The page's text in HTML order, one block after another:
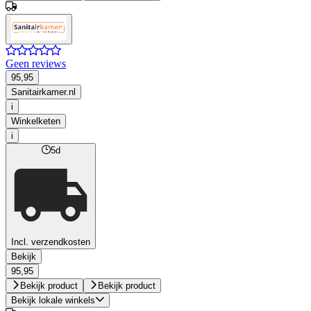
Geen reviews
95,95
Sanitairkamer.nl
i
Winkelketen
i
5d
Incl. verzendkosten
Bekijk
95,95
Bekijk product
Bekijk product
Bekijk lokale winkels